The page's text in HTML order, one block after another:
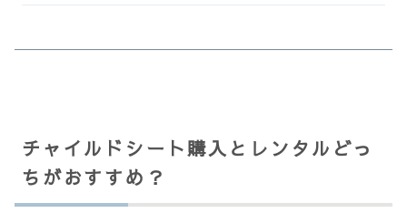
チャイルドシート購入とレンタルどっ
ちがおすすめ？